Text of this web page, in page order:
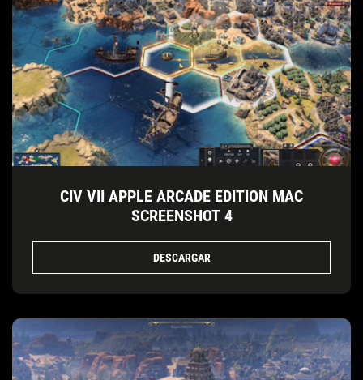
CIV VII APPLE ARCADE EDITION MAC
SCREENSHOT 4
DESCARGAR